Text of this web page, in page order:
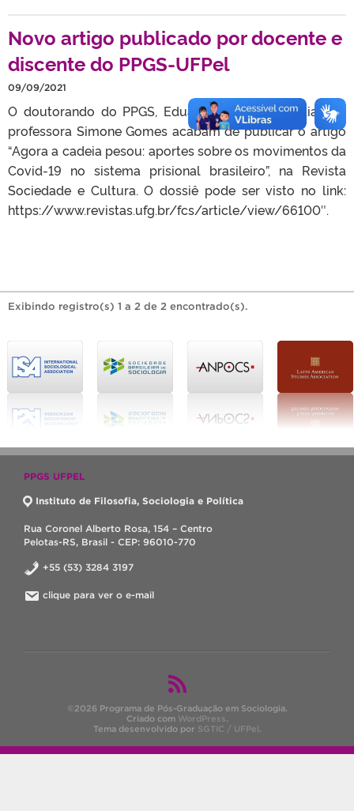
Novo artigo publicado por docente e
discente do PPGS-UFPel
09/09/2021
O doutorando do PPGS, Eduardo Pinheiro Urrutia, e a
professora Simone Gomes acabam de publicar o artigo
“Agora a cadeia pesou: aportes sobre os movimentos da
Covid-19 no sistema prisional brasileiro”, na Revista
Sociedade e Cultura. O dossiê pode ser visto no link:
https://www.revistas.ufg.br/fcs/article/view/66100″.
Exibindo registro(s) 1 a 2 de 2 encontrado(s).
PPGS UFPEL
Instituto de Filosofia, Sociologia e Política
Rua Coronel Alberto Rosa, 154 – Centro
Pelotas-RS, Brasil - CEP: 96010-770
+55 (53) 3284 3197
clique para ver o e-mail
©2026 Programa de Pós-Graduação em Sociologia.
Criado com WordPress.
Tema desenvolvido por SGTIC / UFPel.